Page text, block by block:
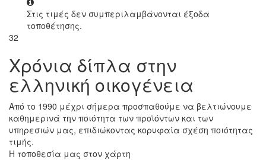
Στις τιμές δεν συμπεριλαμβάνονται έξοδα
τοποθέτησης.
32
Χρόνια δίπλα στην
ελληνική οικογένεια
Από το 1990 μέχρι σήμερα προσπαθούμε να βελτιώνουμε
καθημερινά την ποιότητα των προϊόντων και των
υπηρεσιών μας, επιδιώκοντας κορυφαία σχέση ποιότητας
τιμής.
Η τοποθεσία μας στον χάρτη